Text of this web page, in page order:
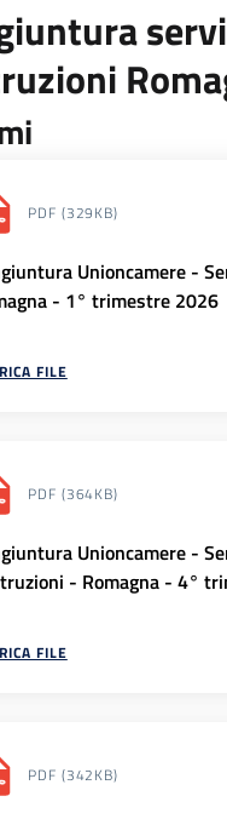
PDF (329KB)
Unioncamere -
- 1° trimestre 2026
FILE
PDF (364KB)
Unioncamere -
- Romagna - 4°
FILE
PDF (342KB)